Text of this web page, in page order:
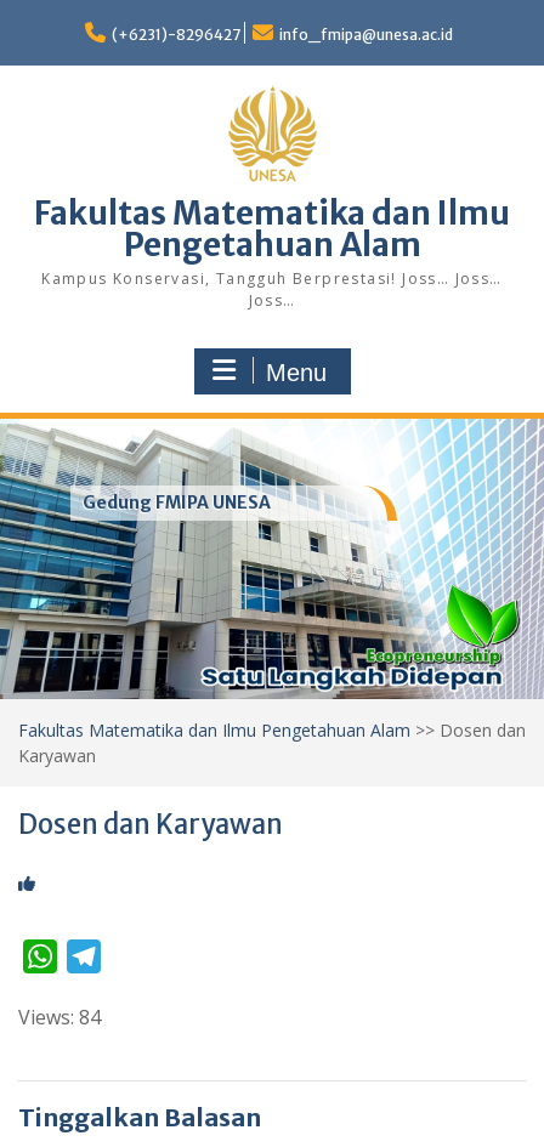
content
(+6231)-8296427 info_fmipa@unesa.ac.id
Fakultas Matematika dan Ilmu
Pengetahuan Alam
Kampus Konservasi, Tangguh Berprestasi! Joss… Joss…
Joss…
Menu
Gedung FMIPA UNESA
Fakultas Matematika dan Ilmu Pengetahuan Alam >> Dosen dan
Karyawan
Dosen dan Karyawan
W
a
A
l
r
Views: 84
Tinggalkan Balasan